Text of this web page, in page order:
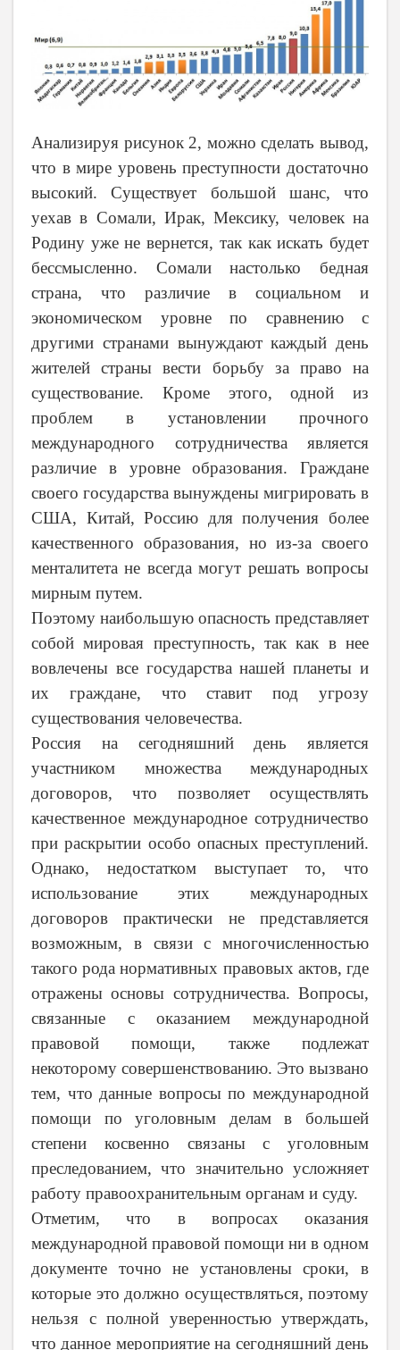
Анализируя рисунок 2, можно сделать вывод,
что в мире уровень преступности достаточно
высокий. Существует большой шанс, что
уехав в Сомали, Ирак, Мексику, человек на
Родину уже не вернется, так как искать будет
бессмысленно. Сомали настолько бедная
страна, что различие в социальном и
экономическом уровне по сравнению с
другими странами вынуждают каждый день
жителей страны вести борьбу за право на
существование. Кроме этого, одной из
проблем в установлении прочного
международного сотрудничества является
различие в уровне образования. Граждане
своего государства вынуждены мигрировать в
США, Китай, Россию для получения более
качественного образования, но из-за своего
менталитета не всегда могут решать вопросы
мирным путем.
Поэтому наибольшую опасность представляет
собой мировая преступность, так как в нее
вовлечены все государства нашей планеты и
их граждане, что ставит под угрозу
существования человечества.
Россия на сегодняшний день является
участником множества международных
договоров, что позволяет осуществлять
качественное международное сотрудничество
при раскрытии особо опасных преступлений.
Однако, недостатком выступает то, что
использование этих международных
договоров практически не представляется
возможным, в связи с многочисленностью
такого рода нормативных правовых актов, где
отражены основы сотрудничества. Вопросы,
связанные с оказанием международной
правовой помощи, также подлежат
некоторому совершенствованию. Это вызвано
тем, что данные вопросы по международной
помощи по уголовным делам в большей
степени косвенно связаны с уголовным
преследованием, что значительно усложняет
работу правоохранительным органам и суду.
Отметим, что в вопросах оказания
международной правовой помощи ни в одном
документе точно не установлены сроки, в
которые это должно осуществляться, поэтому
нельзя с полной уверенностью утверждать,
что данное мероприятие на сегодняшний день